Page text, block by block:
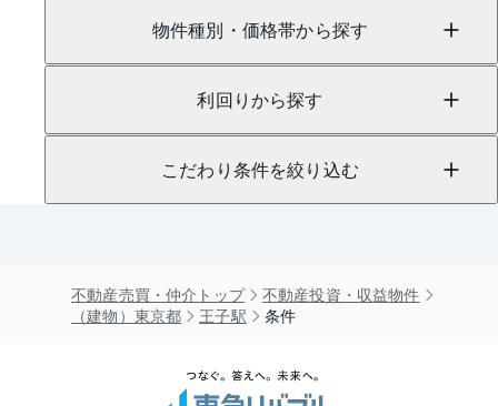
物件種別・価格帯から探す
利回りから探す
こだわり条件を絞り込む
不動産売買・仲介トップ
不動産投資・収益物件
（建物）東京都
王子駅 条件